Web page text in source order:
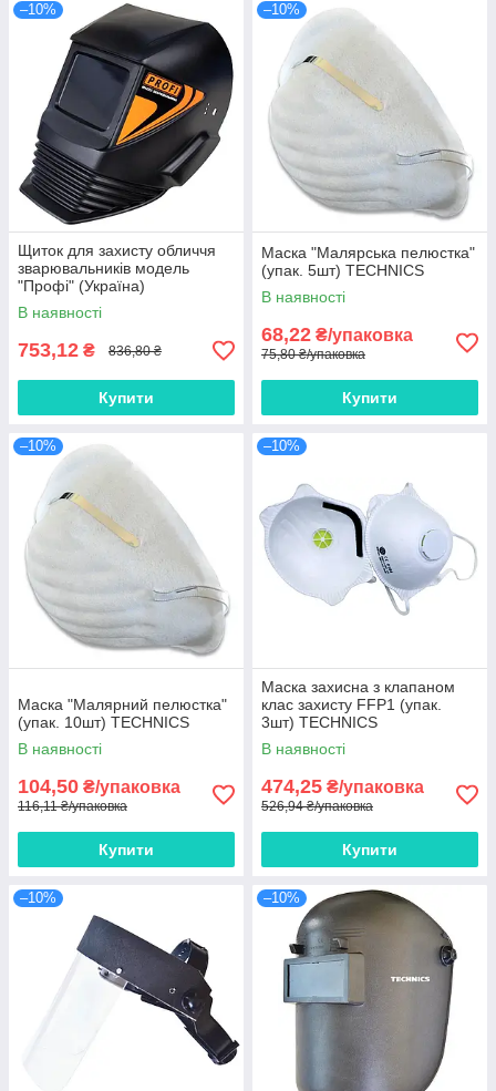
–10%
Щиток для захисту обличчя
зварювальників модель
"Профі" (Україна)
В наявності
753,12 ₴ 836,80 ₴
Купити
–10%
Маска "Малярська пелюстка"
(упак. 5шт) TECHNICS
В наявності
68,22 ₴/упаковка
75,80 ₴/упаковка
Купити
–10%
Маска "Малярний пелюстка"
(упак. 10шт) TECHNICS
В наявності
104,50 ₴/упаковка
116,11 ₴/упаковка
Купити
–10%
Маска захисна з клапаном
клас захисту FFP1 (упак.
3шт) TECHNICS
В наявності
474,25 ₴/упаковка
526,94 ₴/упаковка
Купити
–10% –10%